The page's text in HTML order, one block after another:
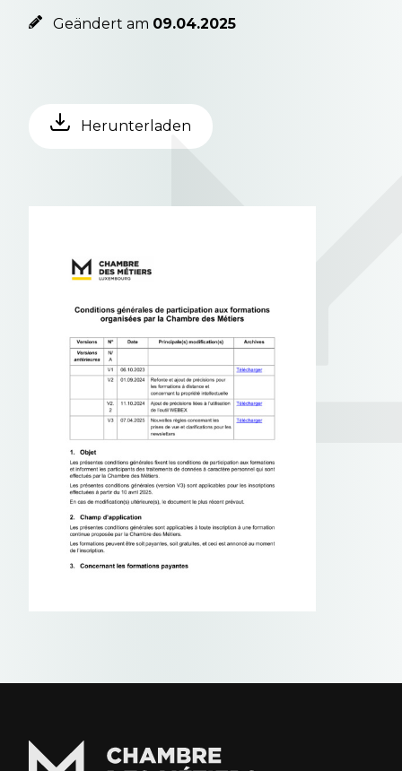
Geändert am 09.04.2025
Herunterladen